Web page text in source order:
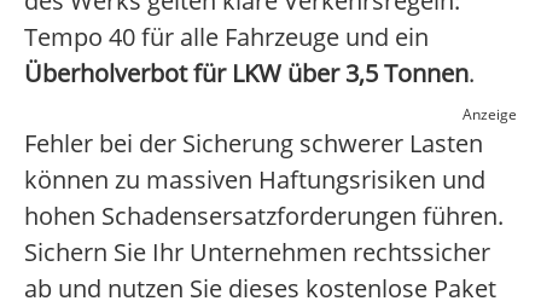
Tempo 40 für alle Fahrzeuge und ein
Überholverbot für LKW über 3,5 Tonnen.
Anzeige
Fehler bei der Sicherung schwerer Lasten
können zu massiven Haftungsrisiken und
hohen Schadensersatzforderungen führen.
Sichern Sie Ihr Unternehmen rechtssicher
ab und nutzen Sie dieses kostenlose Paket